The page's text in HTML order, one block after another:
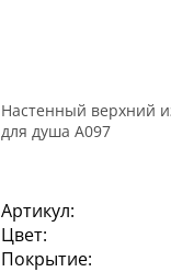
Настенный верхний
для душа A097
Артикул:
Цвет:
Покрытие: